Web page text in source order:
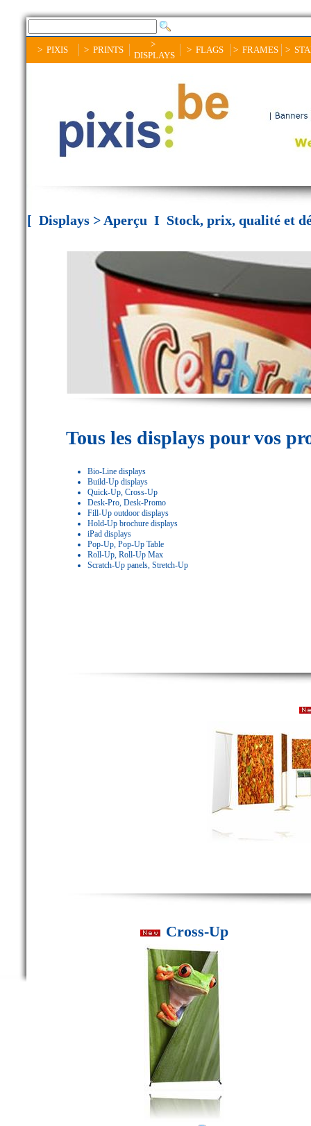
> PIXIS > PRINTS
>
DISPLAYS
> FLAGS > FRAMES >
[ Displays > Aperçu I Stock, prix, qualité et
Tous les displays pour vos
Bio-Line displays
Build-Up displays
Quick-Up, Cross-Up
Desk-Pro, Desk-Promo
Fill-Up outdoor displays
Hold-Up brochure displays
iPad displays
Pop-Up, Pop-Up Table
Roll-Up, Roll-Up Max
Scratch-Up panels, Stretch-Up
Cross-Up